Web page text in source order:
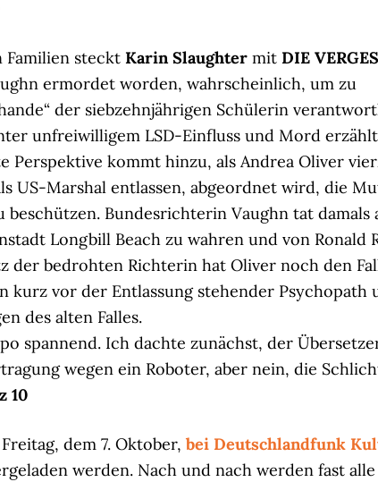
Familien steckt Karin Slaughter mit DIE
ermordet worden, wahrscheinlich, um zu
der siebzehnjährigen Schülerin
unfreiwilligem LSD-Einfluss und Mord erzählt
Perspektive kommt hinzu, als Andrea Oliver
US-Marshal entlassen, abgeordnet wird, die
beschützen. Bundesrichterin Vaughn tat damals
Longbill Beach zu wahren und von Ronald
der bedrohten Richterin hat Oliver noch den
kurz vor der Entlassung stehender Psychopath
des alten Falles.
spannend. Ich dachte zunächst, der
wegen ein Roboter, aber nein, die
10
dem 7. Oktober, bei Deutschlandfunk
werden. Nach und nach werden fast alle